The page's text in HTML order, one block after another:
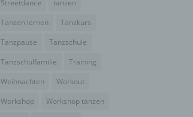
Streetdance
tanzen
Tanzen lernen
Tanzkurs
Tanzpause
Tanzschule
Tanzschulfamilie
Training
Weihnachten
Workout
Workshop
Workshop tanzen